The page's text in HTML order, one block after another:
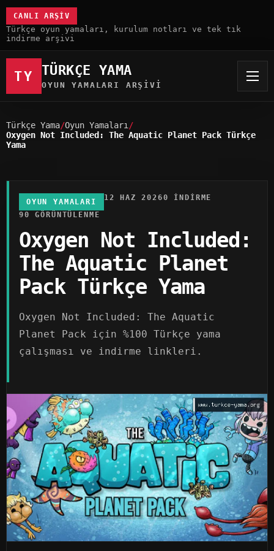
CANLI ARŞIV
Türkçe oyun yamaları, kurulum notları ve tek tık
indirme arşivi
TY TÜRKÇE YAMA
OYUN YAMALARI ARŞIVI
Türkçe Yama Oyun Yamaları
Oxygen Not Included: The Aquatic Planet Pack Türkçe
Yama
OYUN YAMALARI 12 HAZ 20260 INDIRME
90 GÖRÜNTÜLENME
Oxygen Not Included:
The Aquatic Planet
Pack Türkçe Yama
Oxygen Not Included: The Aquatic
Planet Pack için %100 Türkçe yama
çalışması ve indirme linkleri.